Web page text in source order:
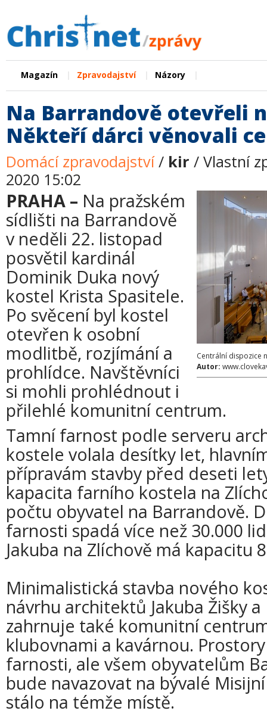
Magazín Zpravodajství Názory
Na Barrandově otevřeli
Někteří dárci věnovali
Domácí zpravodajství/ kir / Vlastní
2020 15:02
Centrální dispozice
Autor:
PRAHA – Na pražském
sídlišti na Barrandově
v neděli 22. listopad
posvětil kardinál
Dominik Duka nový
kostel Krista Spasitele.
Po svěcení byl kostel
otevřen k osobní
modlitbě, rozjímání a
prohlídce. Navštěvníci
si mohli prohlédnout i
přilehlé komunitní centrum.
Tamní farnost podle serveru
kostele volala desítky let,
přípravám stavby před deseti
kapacita farního kostela na
počtu obyvatel na Barrandově.
farnosti spadá více než 30.000
Jakuba na Zlíchově má kapacitu
Minimalistická stavba nového
návrhu architektů Jakuba Žišky a
zahrnuje také komunitní
klubovnami a kavárnou.
farnosti, ale všem obyvatelům
bude navazovat na bývalé
stálo na témže místě.